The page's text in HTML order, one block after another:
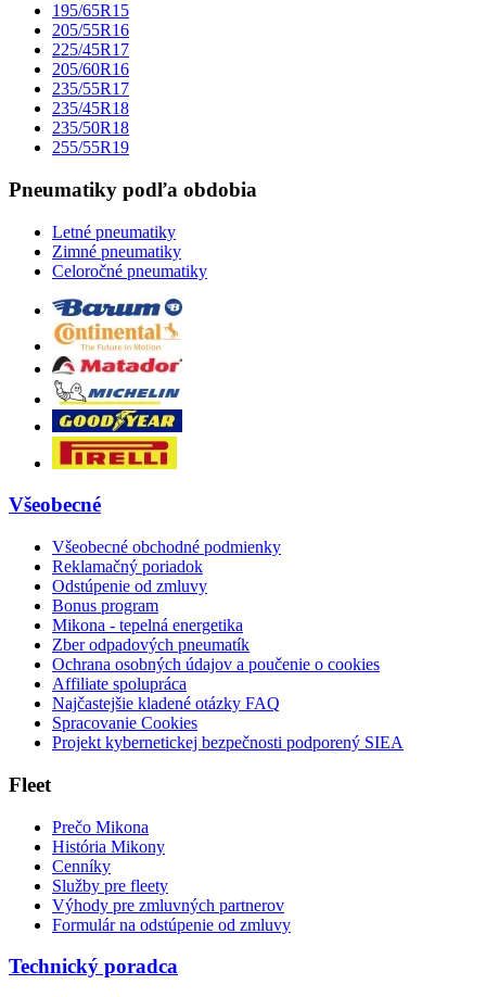
195/65R15
205/55R16
225/45R17
205/60R16
235/55R17
235/45R18
235/50R18
255/55R19
Pneumatiky podľa obdobia
Letné pneumatiky
Zimné pneumatiky
Celoročné pneumatiky
Všeobecné
Všeobecné obchodné podmienky
Reklamačný poriadok
Odstúpenie od zmluvy
Bonus program
Mikona - tepelná energetika
Zber odpadových pneumatík
Ochrana osobných údajov a poučenie o cookies
Affiliate spolupráca
Najčastejšie kladené otázky FAQ
Spracovanie Cookies
Projekt kybernetickej bezpečnosti podporený SIEA
Fleet
Prečo Mikona
História Mikony
Cenníky
Služby pre fleety
Výhody pre zmluvných partnerov
Formulár na odstúpenie od zmluvy
Technický poradca